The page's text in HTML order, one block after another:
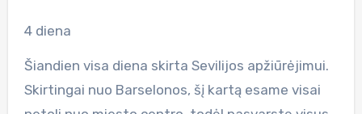
4 diena
Šiandien visa diena skirta Sevilijos apžiūrėjimui.
Skirtingai nuo Barselonos, šį kartą esame visai